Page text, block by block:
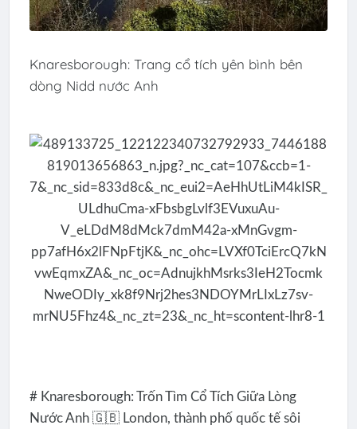
Knaresborough: Trang cổ tích yên bình bên
dòng Nidd nước Anh
# Knaresborough: Trốn Tìm Cổ Tích Giữa Lòng
Nước Anh 🇬🇧 London, thành phố quốc tế sôi